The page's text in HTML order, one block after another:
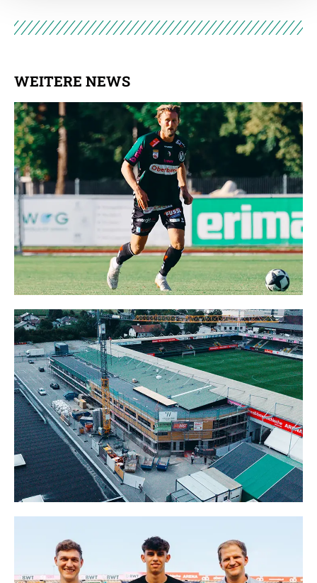
Datenschutzerklärung.
WEITERE NEWS